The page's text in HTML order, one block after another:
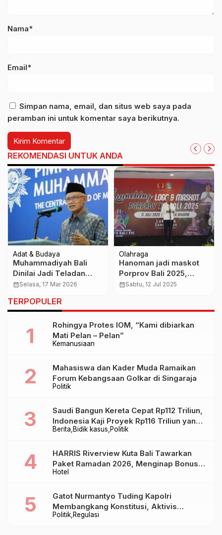
Nama*
Email*
Simpan nama, email, dan situs web saya pada
peramban ini untuk komentar saya berikutnya.
REKOMENDASI UNTUK ANDA
Adat & Budaya
Muhammadiyah Bali
Dinilai Jadi Teladan
Toleransi, Takbiran
Saat Nyepi
calendar_monthSelasa, 17 Mar 2026
Olahraga
Hanoman jadi maskot
Porprov Bali 2025,
simbol semangat dan
calendar_monthSabtu, 12 Jul 2025
TERPOPULER
Kemanusiaan
Rohingya Protes IOM, “Kami dibiarkan
Mati Pelan – Pelan”
Politik
Mahasiswa dan Kader Muda Ramaikan
Forum Kebangsaan Golkar di Singaraja
Berita Bidik kasus Politik
Saudi Bangun Kereta Cepat Rp112 Triliun,
Indonesia Kaji Proyek Rp116 Triliun yang
Baru Sampai Bandung
Hotel
HARRIS Riverview Kuta Bali Tawarkan
Paket Ramadan 2026, Menginap Bonus
Takjil hingga Bukber Mulai Rp88.888
Politik Regulasi
Gatot Nurmantyo Tuding Kapolri
Membangkang Konstitusi, Aktivis
Tegaskan Polri Tak Punya Sejarah